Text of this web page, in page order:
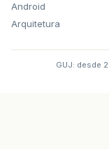
Android
Arquitetura
GUJ: desde